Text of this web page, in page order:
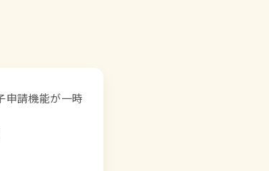
申請機能が一時